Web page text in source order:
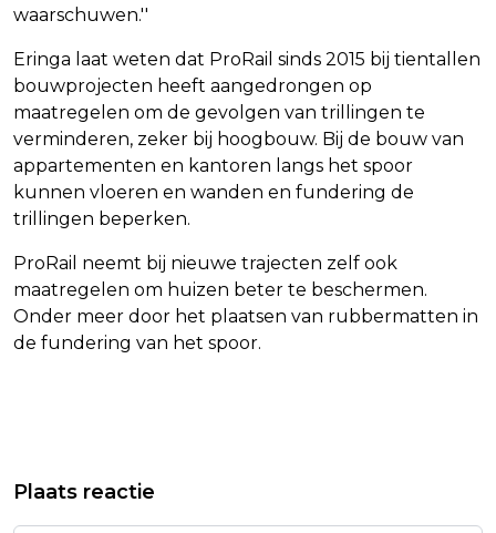
waarschuwen.''
Eringa laat weten dat ProRail sinds 2015 bij tientallen
bouwprojecten heeft aangedrongen op
maatregelen om de gevolgen van trillingen te
verminderen, zeker bij hoogbouw. Bij de bouw van
appartementen en kantoren langs het spoor
kunnen vloeren en wanden en fundering de
trillingen beperken.
ProRail neemt bij nieuwe trajecten zelf ook
maatregelen om huizen beter te beschermen.
Onder meer door het plaatsen van rubbermatten in
de fundering van het spoor.
FOPNORM'
DETAILHANDEL ZET MEER OM
Plaats reactie